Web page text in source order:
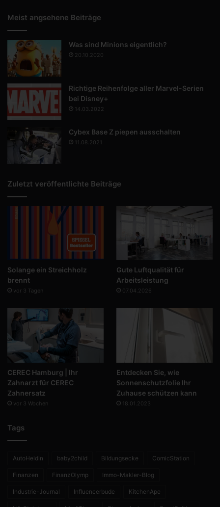
Meist angsehene Beiträge
Was sind Minions eigentlich?
20.10.2020
Richtige Reihenfolge aller Marvel-Serien
bei Disney+
14.03.2022
Cybex Base Z piepen ausschalten
11.08.2021
Zuletzt veröffentlichte Beiträge
Solange ein Streichholz
brennt
vor 3 Tagen
Gute Luftqualität für
Arbeitsleistung
07.04.2026
CEREC Hamburg | Ihr
Zahnarzt für CEREC
Zahnersatz
vor 3 Wochen
Entdecken Sie, wie
Sonnenschutzfolie Ihr
Zuhause schützen kann
18.01.2023
Tags
AutoHeldin baby2child Bildungsecke ComicStation
Finanzen FinanzOlymp Immo-Makler-Blog
Industrie-Journal Influencerbude KitchenApe